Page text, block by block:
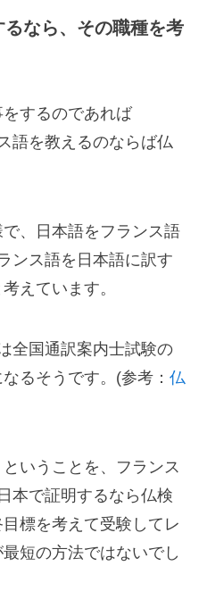
なら、その職種を考
するのであれば
語を教えるのならば仏
、日本語をフランス語
ンス語を日本語に訳す
えています。
全国通訳案内士試験の
るそうです。(参考：仏
いうことを、フランス
本で証明するなら仏検
標を考えて受験してレ
短の方法ではないでし